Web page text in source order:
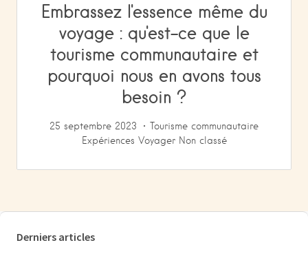
Embrassez l'essence même du
voyage : qu'est-ce que le
tourisme communautaire et
pourquoi nous en avons tous
besoin ?
25 septembre 2023
Tourisme communautaire
Expériences Voyager Non classé
Derniers articles